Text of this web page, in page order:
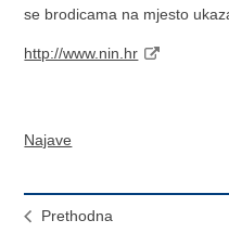
se brodicama na mjesto
http://www.nin.hr
Najave
Prethodna